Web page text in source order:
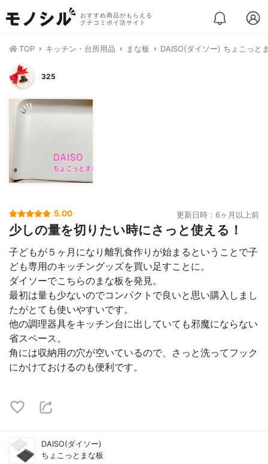
おすすめ商品がもらえる
クチコミポイ活サイト
TOP キッチン・台所用品 まな板 DAISO(ダイソー) ちょこっと
325
5.00 更新日時：6ヶ月以上前
少しの量を切りたい時にさっと使える！
子どもが５ヶ月になり離乳食作りが始まるということで子
ども専用のキッチングッズを買い足すことに。
ダイソーでこちらのまな板を発見。
最初は量も少ないのでコンパクトで良いと思い購入しまし
たがとても使いやすいです。
他の調理器具をキッチン台に出していても邪魔にならない
省スペース。
角には収納用の穴が空いているので、さっと洗ってフック
にかけておけるのも便利です。
DAISO(ダイソー)
ちょこっとまな板